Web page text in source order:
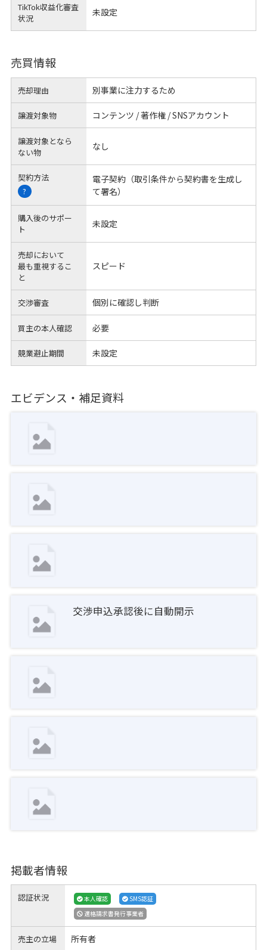
TikTok収益化審査
状況
未設定
売買情報
売却理由 別事業に注力するため
譲渡対象物 コンテンツ / 著作権 / SNSアカウント
譲渡対象となら
ない物
なし
契約方法
?
電子契約（取引条件から契約書を生成し
て署名）
購入後のサポー
ト
未設定
売却において
最も重視するこ
と
スピード
交渉審査 個別に確認し判断
買主の本人確認 必要
競業避止期間 未設定
エビデンス・補足資料
交渉申込承認後に自動開示
掲載者情報
認証状況 本人確認
SMS認証
適格請求書発行事業者
売主の立場 所有者